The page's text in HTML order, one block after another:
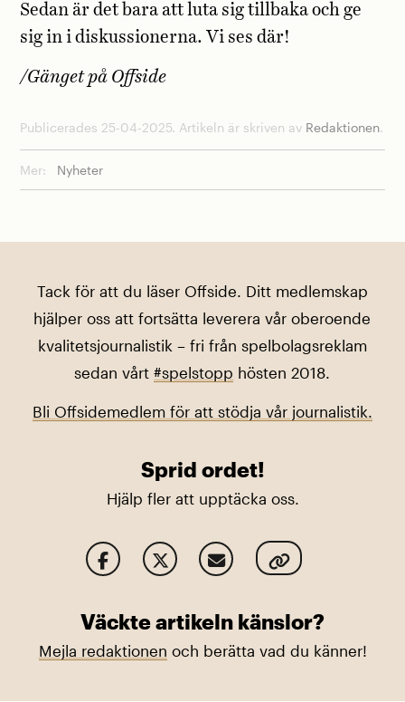
Sedan är det bara att luta sig tillbaka och ge
sig in i diskussionerna. Vi ses där!
/Gänget på Offside
Publicerades 25-04-2025. Artikeln är skriven av Redaktionen.
Mer: Nyheter
Tack för att du läser Offside. Ditt medlemskap
hjälper oss att fortsätta leverera vår oberoende
kvalitetsjournalistik – fri från spelbolagsreklam
sedan vårt#spelstopp hösten 2018.
Bli Offsidemedlem för att stödja vår journalistik.
Sprid ordet!
Hjälp fler att upptäcka oss.
Väckte artikeln känslor?
Mejla redaktionen och berätta vad du känner!